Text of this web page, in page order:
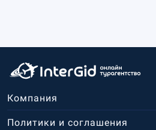
Компания
Политики и соглашения